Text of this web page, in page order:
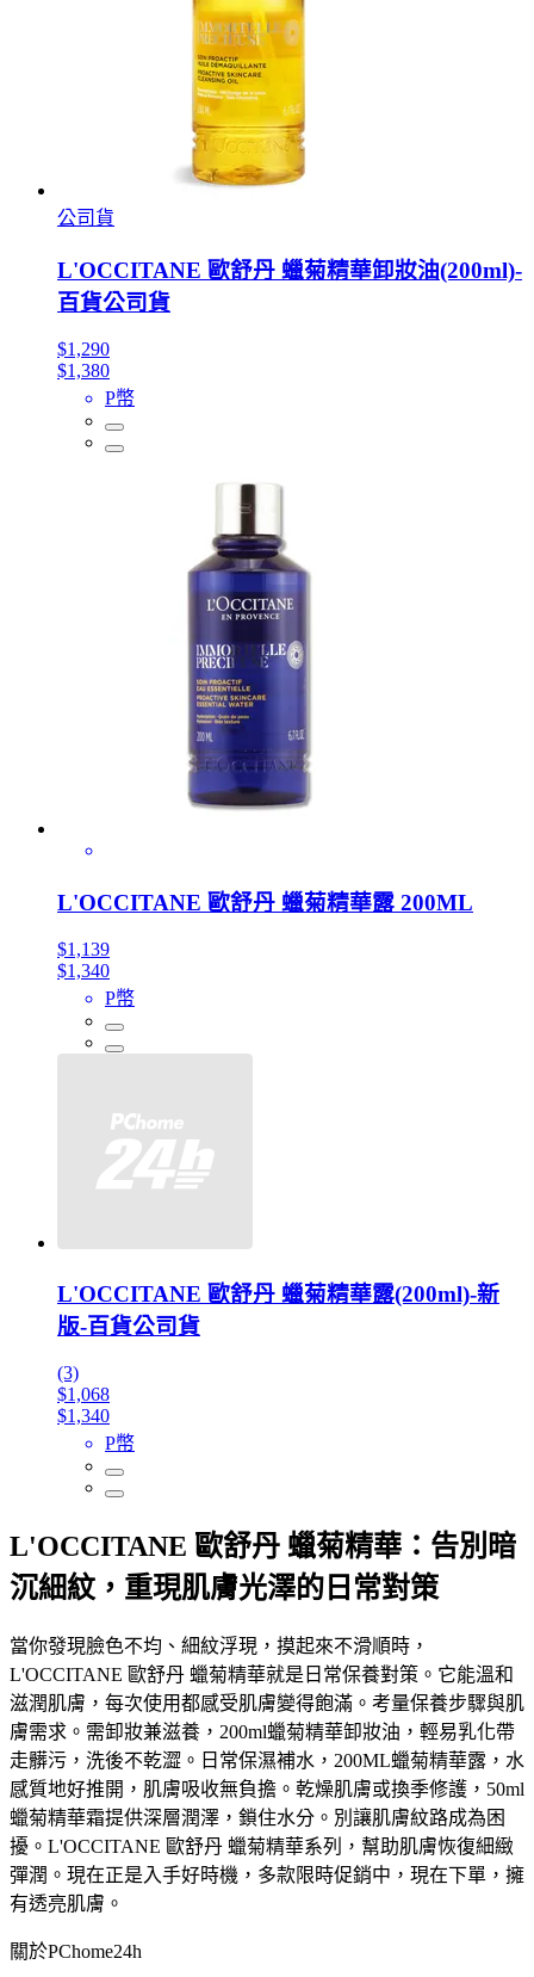
公司貨
L'OCCITANE 歐舒丹 蠟菊精華卸妝油(200ml)-
百貨公司貨
$1,290
$1,380
P幣
L'OCCITANE 歐舒丹 蠟菊精華露 200ML
$1,139
$1,340
P幣
L'OCCITANE 歐舒丹 蠟菊精華露(200ml)-新
版-百貨公司貨
(3)
$1,068
$1,340
P幣
L'OCCITANE 歐舒丹 蠟菊精華：告別暗
沉細紋，重現肌膚光澤的日常對策
當你發現臉色不均、細紋浮現，摸起來不滑順時，
L'OCCITANE 歐舒丹 蠟菊精華就是日常保養對策。它能溫和
滋潤肌膚，每次使用都感受肌膚變得飽滿。考量保養步驟與肌
膚需求。需卸妝兼滋養，200ml蠟菊精華卸妝油，輕易乳化帶
走髒污，洗後不乾澀。日常保濕補水，200ML蠟菊精華露，水
感質地好推開，肌膚吸收無負擔。乾燥肌膚或換季修護，50ml
蠟菊精華霜提供深層潤澤，鎖住水分。別讓肌膚紋路成為困
擾。L'OCCITANE 歐舒丹 蠟菊精華系列，幫助肌膚恢復細緻
彈潤。現在正是入手好時機，多款限時促銷中，現在下單，擁
有透亮肌膚。
關於PChome24h